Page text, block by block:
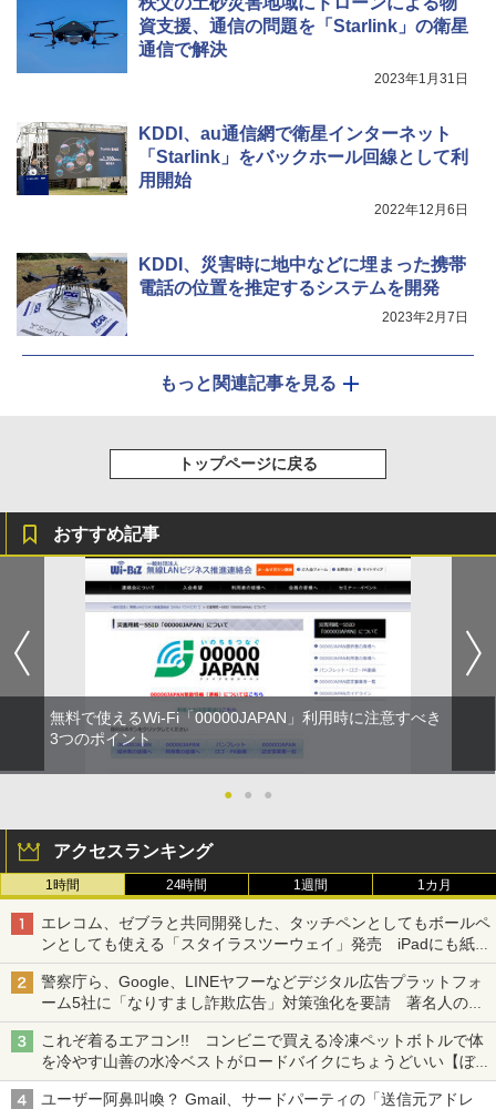
資支援、通信の問題を「Starlink」の衛星
通信で解決
2023年1月31日
KDDI、au通信網で衛星インターネット
「Starlink」をバックホール回線として利
用開始
2022年12月6日
KDDI、災害時に地中などに埋まった携帯
電話の位置を推定するシステムを開発
2023年2月7日
もっと関連記事を見る
トップページに戻る
おすすめ記事
無料で使えるWi-Fi「00000JAPAN」利用時に注意すべき
3つのポイント
● ● ●
アクセスランキング
1時間 24時間 1週間 1カ月
エレコム、ゼブラと共同開発した、タッチペンとしてもボールペ
ンとしても使える「スタイラスツーウェイ」発売 iPadにも紙に
も、持ち替えずに書き込める
警察庁ら、Google、LINEヤフーなどデジタル広告プラットフォ
ーム5社に「なりすまし詐欺広告」対策強化を要請 著名人の写
真や映像を使った投資詐欺などへの対策として
これぞ着るエアコン!! コンビニで買える冷凍ペットボトルで体
を冷やす山善の水冷ベストがロードバイクにちょうどいい【ぼっ
ち・ざ・ろーど！その14】【空いた時間でなにしてる？】
ユーザー阿鼻叫喚？ Gmail、サードパーティの「送信元アドレ